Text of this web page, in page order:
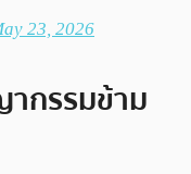
23, 2026
กรรมข้าม